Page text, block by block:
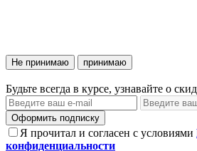
Не принимаю принимаю
Будьте всегда в курсе, узнавайте о
Оформить подписку
Я прочитал и согласен с условиями
конфиденциальности